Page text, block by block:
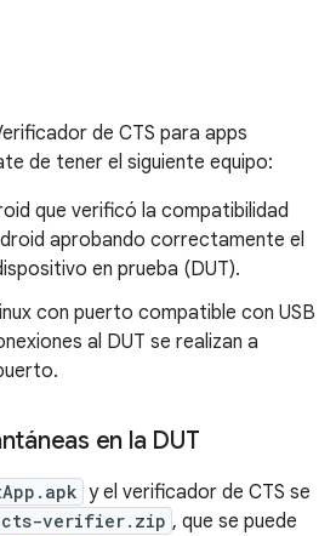
de CTS para apps
de tener el siguiente equipo:
que verificó la compatibilidad
aprobando correctamente el
en prueba (DUT).
con puerto compatible con USB
al DUT se realizan a
en la DUT
y el verificador de CTS se
cts-verifier.zip , que se puede